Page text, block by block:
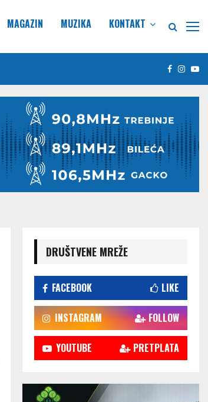
MAGAZIN MUZIKA KONTAKT
Facebook
DRUŠTVENE MREŽE
FACEBOOK LIKE
INSTAGRAM FOLLOW
YOUTUBE PRETPLATA